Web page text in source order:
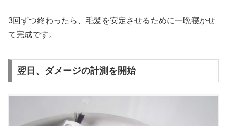
3回ずつ終わったら、毛髪を安定させるために一晩寝かせ
て完成です。
翌日、ダメージの計測を開始